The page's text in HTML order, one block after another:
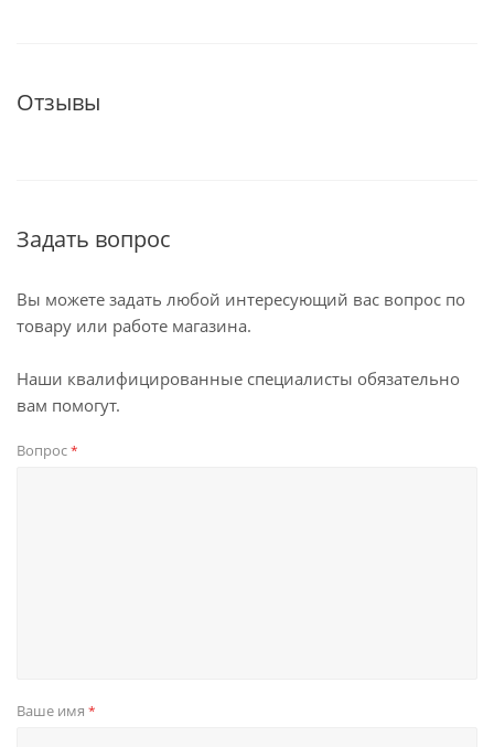
Отзывы
Задать вопрос
Вы можете задать любой интересующий вас вопрос по
товару или работе магазина.
Наши квалифицированные специалисты обязательно
вам помогут.
Вопрос*
Ваше имя *